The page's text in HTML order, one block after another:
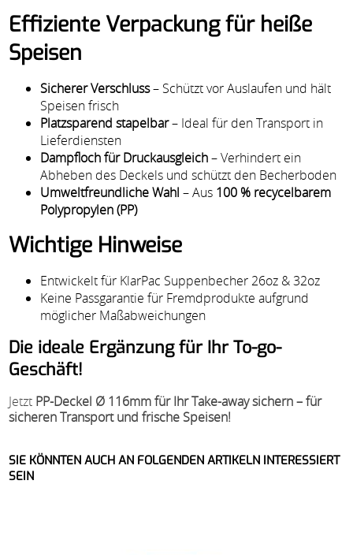
Effiziente Verpackung für heiße
Speisen
Sicherer Verschluss– Schützt vor Auslaufen und hält
Speisen frisch
Platzsparend stapelbar– Ideal für den Transport in
Lieferdiensten
Dampfloch für Druckausgleich– Verhindert ein
Abheben des Deckels und schützt den Becherboden
Umweltfreundliche Wahl – Aus 100 % recycelbarem
Polypropylen (PP)
Wichtige Hinweise
Entwickelt für KlarPac Suppenbecher 26oz & 32oz
Keine Passgarantie für Fremdprodukte aufgrund
möglicher Maßabweichungen
Die ideale Ergänzung für Ihr To-go-
Geschäft!
Jetzt PP-Deckel Ø 116mm für Ihr Take-away sichern – für
sicheren Transport und frische Speisen!
SIE KÖNNTEN AUCH AN FOLGENDEN ARTIKELN INTERESSIERT
SEIN